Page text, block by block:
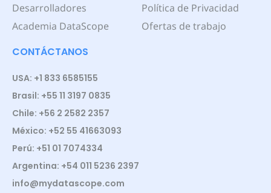
Desarrolladores
Academia DataScope
Política de Privacidad
Ofertas de trabajo
CONTÁCTANOS
USA: +1 833 6585155
Brasil: +55 11 3197 0835
Chile: +56 2 2582 2357
México: +52 55 41663093
Perú: +51 01 7074334
Argentina: +54 011 5236 2397
info@mydatascope.com